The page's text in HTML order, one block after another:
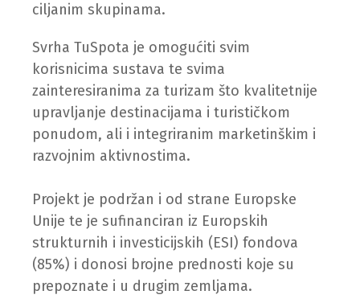
ciljanim skupinama.
Svrha TuSpota je omogućiti svim
korisnicima sustava te svima
zainteresiranima za turizam što kvalitetnije
upravljanje destinacijama i turističkom
ponudom, ali i integriranim marketinškim i
razvojnim aktivnostima.
Projekt je podržan i od strane Europske
Unije te je sufinanciran iz Europskih
strukturnih i investicijskih (ESI) fondova
(85%) i donosi brojne prednosti koje su
prepoznate i u drugim zemljama.